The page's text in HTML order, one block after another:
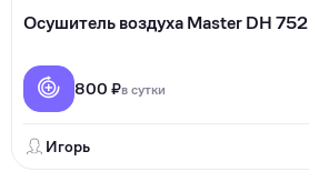
Осушитель воздуха Master DH 752
800 ₽в сутки
Игорь